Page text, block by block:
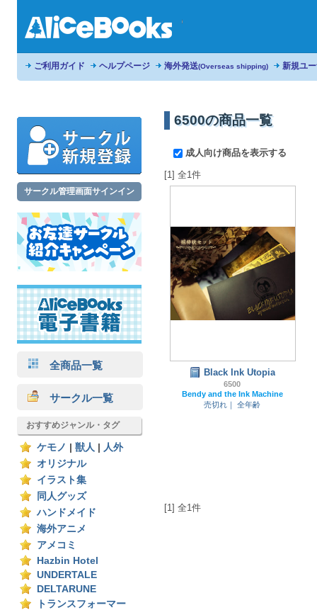
ご利用ガイド ヘルプページ 海外発送(Overseas shipping) 新規ユ
サークル管理画面サインイン
全商品一覧
サークル一覧
おすすめジャンル・タグ
ケモノ 獣人
人外
オリジナル
イラスト集
同人グッズ
ハンドメイド
海外アニメ
アメコミ
Hazbin Hotel
UNDERTALE
DELTARUNE
トランスフォーマー
6500の商品一覧
成人向け商品を表示する
[1] 全1件
Black Ink Utopia
6500
Bendy and the Ink Machine
売切れ｜
全年齢
[1] 全1件